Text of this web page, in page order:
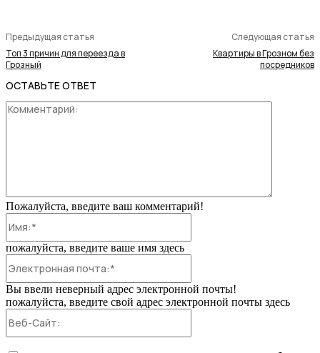
Предыдущая статья
Топ 3 причин для переезда в
Грозный
Следующая статья
Квартиры в Грозном без
посредников
ОСТАВЬТЕ ОТВЕТ
Пожалуйста, введите ваш комментарий!
пожалуйста, введите ваше имя здесь
Вы ввели неверный адрес электронной почты!
пожалуйста, введите свой адрес электронной почты здесь